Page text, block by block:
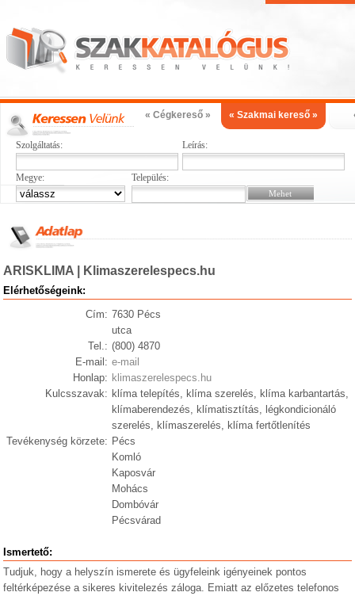
« Cégkereső » « Szakmai kereső »
Szolgáltatás: Leírás:
Megye: Település:
ARISKLIMA | Klimaszerelespecs.hu
Elérhetőségeink:
Cím: 7630 Pécs
utca
Tel.: (800) 4870
E-mail: e-mail
Honlap: klimaszerelespecs.hu
Kulcsszavak: klíma telepítés, klíma szerelés, klíma karbantartás,
klímaberendezés, klímatisztítás, légkondicionáló
szerelés, klímaszerelés, klíma fertőtlenítés
Tevékenység körzete: Pécs
Komló
Kaposvár
Mohács
Dombóvár
Pécsvárad
Ismertető:
Tudjuk, hogy a helyszín ismerete és ügyfeleink igényeinek pontos
feltérképezése a sikeres kivitelezés záloga. Emiatt az előzetes telefonos